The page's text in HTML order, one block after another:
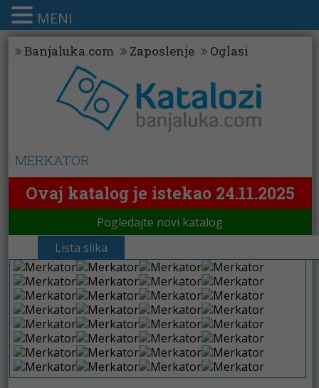
Banjaluka.com Zaposlenje Oglasi
MERKATOR
Ovaj katalog je istekao 24.11.2025
Pogledajte novi katalog
Lista slika
MENI